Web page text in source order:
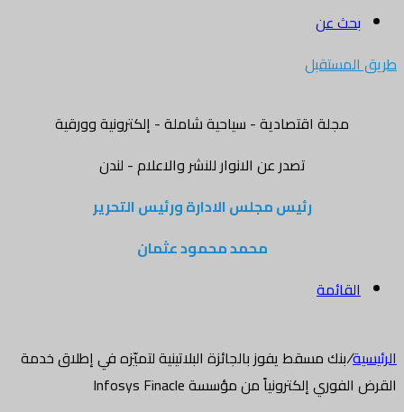
بحث عن
طريق المستقبل
مجلة اقتصادية - سياحية شاملة - إلكترونية وورقية
تصدر عن الانوار للنشر والاعلام - لندن
رئيس مجلس الادارة ورئيس التحرير
محمد محمود عثمان
القائمة
الرئيسية/بنك مسقط يفوز بالجائزة البلاتينية لتميّزه في إطلاق خدمة
القرض الفوري إلكترونياً من مؤسسة Infosys Finacle